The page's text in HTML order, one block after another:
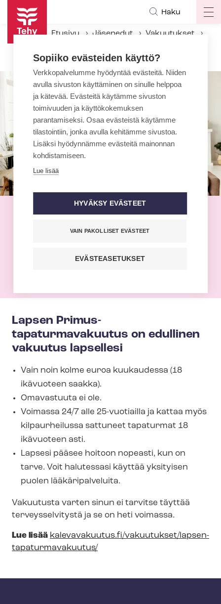
Hyppää
pääsisältöön
Haku
Etusivu Jäsenedut
Vakuutukset
Lapsen tapaturmavakuutus
Laajenna perheesi vakuutusturvaa
tapaturmavakuutus lapsellesi.
Lapsen Primus-​
tapaturmavakuutus on edullinen
vakuutus lapsellesi
Vain noin kolme euroa kuukaudessa (18
ikävuoteen saakka).
Omavastuuta ei ole.
Voimassa 24/7 alle 25-vuotiailla ja kattaa myös
kilpaurheilussa sattuneet tapaturmat 18
ikävuoteen asti.
Lapsesi pääsee hoitoon nopeasti, kun on
tarve. Voit halutessasi käyttää yksityisen
puolen lääkäripalveluita.
Vakuutusta varten sinun ei tarvitse täyttää
terveysselvitystä ja se on heti voimassa.
Lue lisää kalevavakuutus.fi/vakuutukset/lapsen-​
tapaturmavakuutus/
Sopiiko evästeiden käyttö?
Verkkopalvelumme hyödyntää evästeitä. Niiden
avulla sivuston käyttäminen on sinulle helppoa
ja kätevää. Evästeitä käytämme sivuston
toimivuuden ja käyttökokemuksen
parantamiseksi. Osaa evästeistä käytämme
tilastointiin, jonka avulla kehitämme sivustoa.
Lisäksi hyödynnämme evästeitä mainonnan
kohdistamiseen.
Lue lisää
HYVÄKSY EVÄSTEET
VAIN PAKOLLISET EVÄSTEET
EVÄSTEASETUKSET